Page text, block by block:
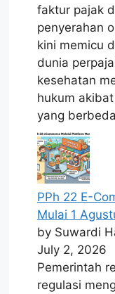
faktur pajak
penyerahan
kini memicu
dunia
kesehatan
hukum
yang
PPh 22 E-
Mulai 1
by Suwardi
July 2, 2026
Pemerintah
regulasi